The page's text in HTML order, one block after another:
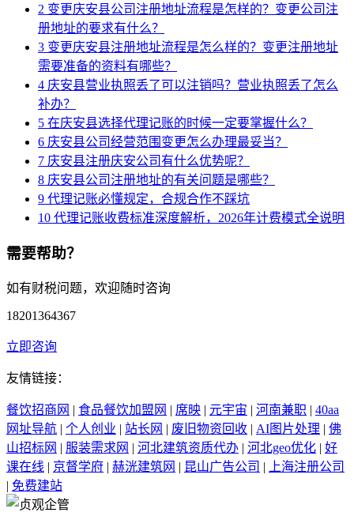
2 变更庆安县公司注册地址流程是怎样的？变更公司注
册地址的要求有什么？
3 变更庆安县注册地址流程是怎么样的？变更注册地址
需要准备的资料有哪些？
4 庆安县营业执照丢了可以注销吗？营业执照丢了怎么
补办？
5 在庆安县选择代理记账的时候一定要掌握什么？
6 庆安县公司经营范围变更怎么办理最妥当？
7 庆安县注册庆安公司有什么优势呢？
8 庆安县公司注册地址的有关问题是哪些？
9 代理记账必懂规定，合规合作不踩坑
10 代理记账收费标准深度解析，2026年计费模式全说明
需要帮助？
如有财税问题，欢迎随时咨询
18201364367
立即咨询
友情链接：
餐饮招商网 | 食品餐饮加盟网 | 席映 | 元宇宙 | 河南兼职 | 40aa
网址导航 | 个人创业 | 站长网 | 废旧物资回收 | AI图片处理 | 佛
山招标网 | 服装需求网 | 河北建筑资质代办 | 河北geo优化 | 好
课在线 | 京督学府 | 赫洸建筑网 | 昆山广告公司 |
上海注册公司
| 免费建站